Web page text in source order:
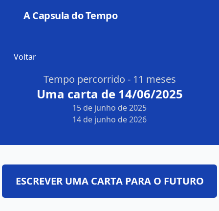
A Capsula do Tempo
Voltar
Tempo percorrido - 11 meses
Uma carta de 14/06/2025
15 de junho de 2025
14 de junho de 2026
ESCREVER UMA CARTA PARA O FUTURO